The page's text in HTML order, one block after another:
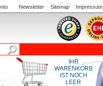
Newsletter Sitemap Impressum
IHR
WARENKORB
IST NOCH
LEER